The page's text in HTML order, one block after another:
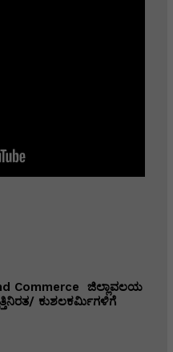
Commerce ಜಿಲ್ಲಾವಲಯ
ಕುಶಲಕರ್ಮಿಗಳಿಗೆ